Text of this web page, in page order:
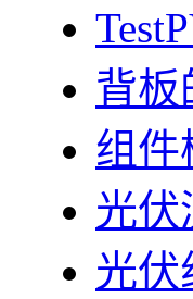
背板
组件
光伏
光伏